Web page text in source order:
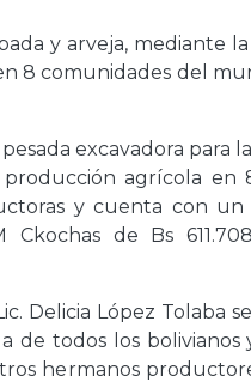
y arveja, mediante
8 comunidades del
excavadora para
agrícola en
y cuenta con
de Bs
Delicia López Tolaba
de todos los bolivianos
hermanos